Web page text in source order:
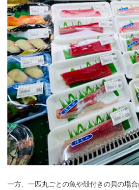
一方、一匹丸ごとの魚や殻付きの貝の場